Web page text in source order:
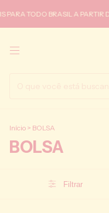
TODO BRASIL A PARTIR
Início > BOLSA
BOLSA
Filtrar